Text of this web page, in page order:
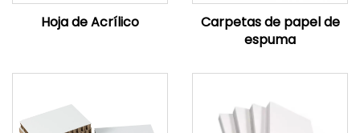
Hoja de Acrílico
Carpetas de papel de
espuma